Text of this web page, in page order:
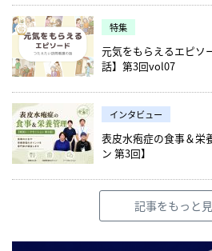
特集
元気をもらえるエピソ
話】第3回vol07
インタビュー
表皮水疱症の食事＆栄
ン 第3回】
記事をもっと